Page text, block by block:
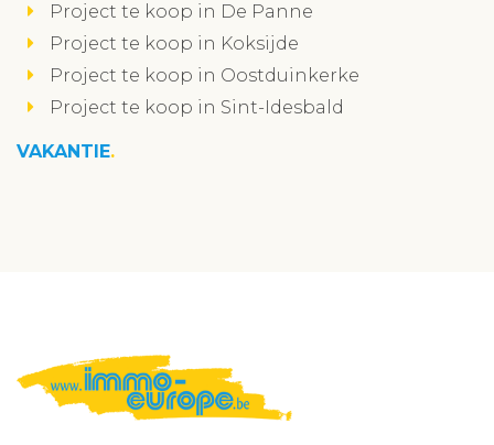
Project te koop in De Panne
Project te koop in Koksijde
Project te koop in Oostduinkerke
Project te koop in Sint-Idesbald
VAKANTIE